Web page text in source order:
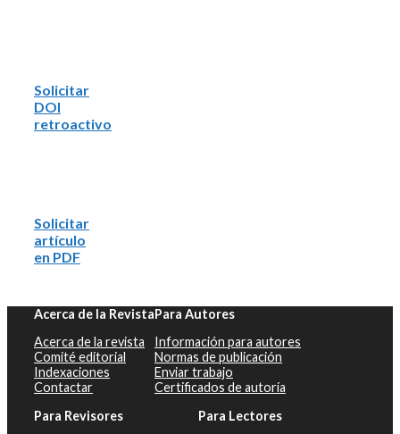
Solicitar
DOI
retroactivo
Solicitar
artículo
en PDF
Acerca de la Revista
Acerca de la revista
Comité editorial
Indexaciones
Contactar
Para Autores
Información para autores
Normas de publicación
Enviar trabajo
Certificados de autoría
Para Revisores
Para Lectores